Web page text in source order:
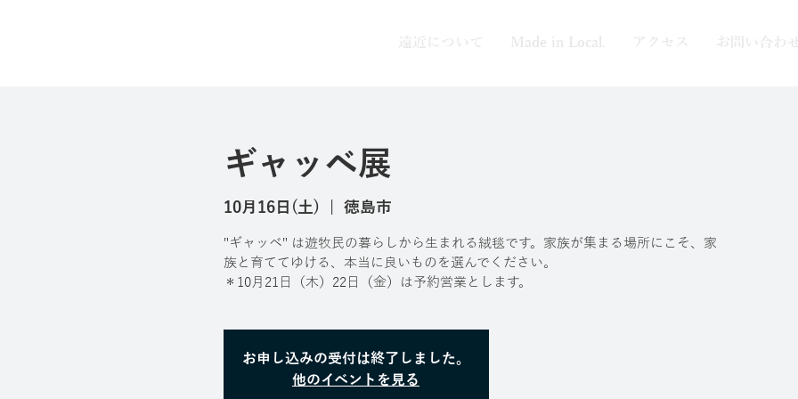
遠近について Made in Local. アクセス お問い合わ
ギャッベ展
10月16日(土) 徳島市
"ギャッベ" は遊牧民の暮らしから生まれる絨毯です。家族が集まる場所にこそ、家
族と育ててゆける、本当に良いものを選んでください。
＊10月21日（木）22日（金）は予約営業とします。
お申し込みの受付は終了しました。
他のイベントを見る